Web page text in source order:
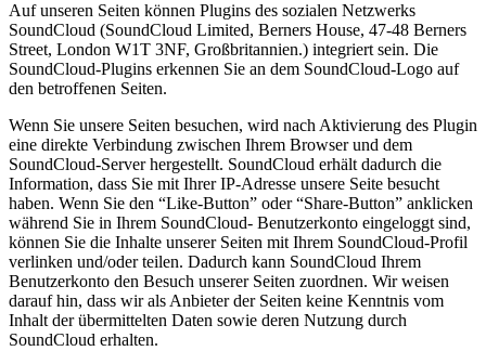
Auf unseren Seiten können Plugins des sozialen Netzwerks
SoundCloud (SoundCloud Limited, Berners House, 47-48 Berners
Street, London W1T 3NF, Großbritannien.) integriert sein. Die
SoundCloud-Plugins erkennen Sie an dem SoundCloud-Logo auf
den betroffenen Seiten.
Wenn Sie unsere Seiten besuchen, wird nach Aktivierung des Plugin
eine direkte Verbindung zwischen Ihrem Browser und dem
SoundCloud-Server hergestellt. SoundCloud erhält dadurch die
Information, dass Sie mit Ihrer IP-Adresse unsere Seite besucht
haben. Wenn Sie den “Like-Button” oder “Share-Button” anklicken
während Sie in Ihrem SoundCloud- Benutzerkonto eingeloggt sind,
können Sie die Inhalte unserer Seiten mit Ihrem SoundCloud-Profil
verlinken und/oder teilen. Dadurch kann SoundCloud Ihrem
Benutzerkonto den Besuch unserer Seiten zuordnen. Wir weisen
darauf hin, dass wir als Anbieter der Seiten keine Kenntnis vom
Inhalt der übermittelten Daten sowie deren Nutzung durch
SoundCloud erhalten.